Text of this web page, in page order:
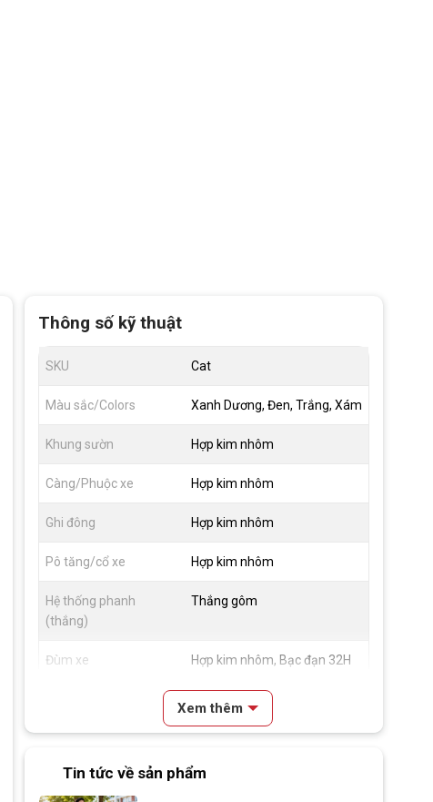
Thông số kỹ thuật
SKU Cat
Màu sắc/Colors Xanh Dương, Đen, Trắng, Xám
Khung sườn Hợp kim nhôm
Càng/Phuộc xe Hợp kim nhôm
Ghi đông Hợp kim nhôm
Pô tăng/cổ xe Hợp kim nhôm
Hệ thống phanh
(thắng)
Thắng gôm
Đùm xe Hợp kim nhôm, Bạc đạn 32H
Hợp kim nhôm
Lốp xe Kenda 700x32c
Tay đề
Tay đề bấm Shimano Claris
Xem thêm
Tin tức về sản phẩm